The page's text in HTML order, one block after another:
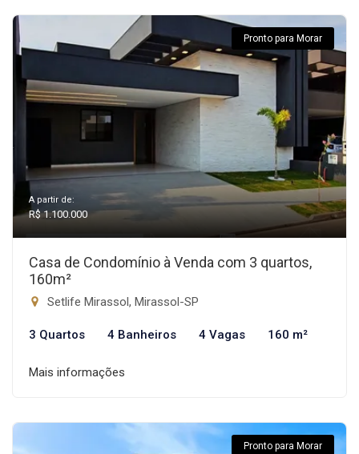
Pronto para Morar
A partir de:
R$ 1.100.000
Casa de Condomínio à Venda com 3 quartos,
160m²
Setlife Mirassol, Mirassol-SP
3 Quartos 4 Banheiros 4 Vagas 160 m²
Mais informações
Pronto para Morar